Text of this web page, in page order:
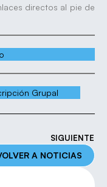
directos al pie de
Grupal
SIGUIENTE
A NOTICIAS